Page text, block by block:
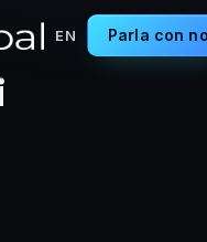
EN Parla con